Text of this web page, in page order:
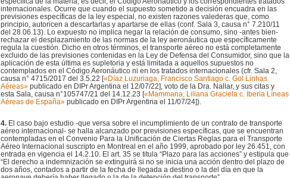
internacionales. Ocurre que cuando el supuesto sometido a decisión encuadra en las
previsiones específicas de la ley especial, no existen razones valederas que, como
principio, autoricen a descartarlas y apartarse de ellas (conf. Sala 3, causa n° 7.210/11
del 28.06.13). Lo expuesto no implica negar la relación de consumo, sino -antes bien-
rechazar el desplazamiento de las normas de la ley aeronáutica que específicamente
regula la cuestión. Dicho en otros términos, el transporte aéreo no está completamente
excluido de las previsiones contenidas en la Ley de Defensa del Consumidor, sino que la
aplicación de esta última es supletoria y está limitada a aquellos supuestos no
contemplados en el Código Aeronáutico ni en los tratados internacionales (cfr. Sala 2,
causa n° 4715/2017 del 3.5.22 [«Díaz Luzuriaga, Francisco Santiago c. Gol Linhas
Aéreas» publicado en DIPr Argentina el 12/07/22], voto de la Dra. Nallar, y sus citas y
esta Sala, causa n°105747/21 del 14.12.23 [«Mammana, Liliana Graciela c. Iberia Líneas
Aéreas de España» publicado en DIPr Argentina el 11/07/24]).
4. El caso bajo estudio -que versa sobre el incumplimiento de un contrato de transporte
aéreo internacional- se halla alcanzado por previsiones específicas, que se encuentran
contempladas en el Convenio Para la Unificación de Ciertas Reglas para el Transporte
Aéreo Internacional suscripto en Montreal en el año 1999, aprobado por ley 26.451, con
entrada en vigencia el 14.2.10. El art. 35 se titula “Plazo para las acciones” y estipula que
“El derecho a indemnización se extinguirá si no se inicia una acción dentro del plazo de
dos años, contados a partir de la fecha de llegada a destino o la del día en que la